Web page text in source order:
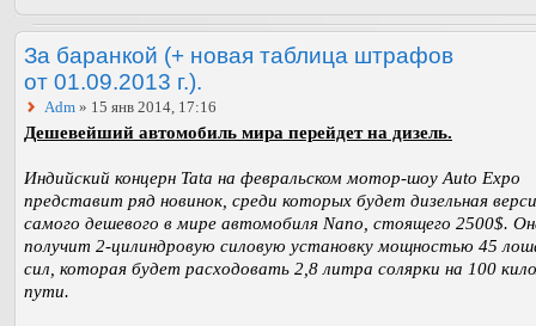
За баранкой (+ новая таблица штрафов
от 01.09.2013 г.).
Adm » 15 янв 2014, 17:16
Дешевейший автомобиль мира перейдет на дизель.
Индийский концерн Tata на февральском мотор-шоу Auto Expo
представит ряд новинок, среди которых будет дизельная
самого дешевого в мире автомобиля Nano, стоящего 2500$.
получит 2-цилиндровую силовую установку мощностью 45
сил, которая будет расходовать 2,8 литра солярки на 100
пути.